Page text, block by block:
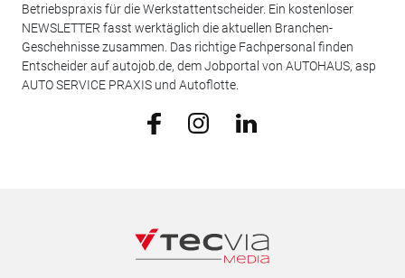
Betriebspraxis für die Werkstattentscheider. Ein kostenloser
NEWSLETTER fasst werktäglich die aktuellen Branchen-
Geschehnisse zusammen. Das richtige Fachpersonal finden
Entscheider auf autojob.de, dem Jobportal von AUTOHAUS, asp
AUTO SERVICE PRAXIS und Autoflotte.